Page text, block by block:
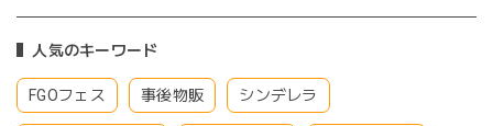
人気のキーワード
FGOフェス 事後物販 シンデレラ